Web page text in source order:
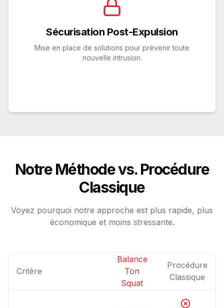
Sécurisation Post-Expulsion
Mise en place de solutions pour prévenir toute
nouvelle intrusion.
Sécurisation Post-Expulsion
Installation d'alarmes et de caméras
Remise en état du bien (en option)
Notre Méthode vs. Procédure
Classique
Voyez pourquoi notre approche est plus rapide, plus
économique et moins stressante.
Critère
Balance
Ton
Squat
Procédure
Classique